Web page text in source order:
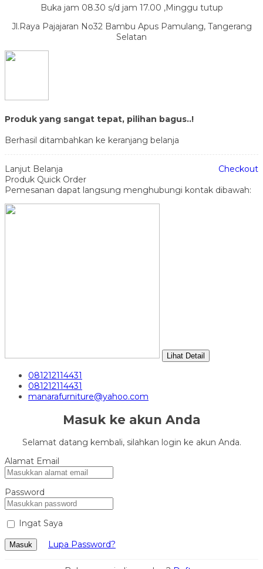
Buka jam 08.30 s/d jam 17.00 ,Minggu tutup
Jl.Raya Pajajaran No32 Bambu Apus Pamulang, Tangerang
Selatan
Produk yang sangat tepat, pilihan bagus..!
Berhasil ditambahkan ke keranjang belanja
Lanjut Belanja
Checkout
Produk Quick Order
Pemesanan dapat langsung menghubungi kontak dibawah:
Lihat Detail
081212114431
081212114431
manarafurniture@yahoo.com
Masuk ke akun Anda
Selamat datang kembali, silahkan login ke akun Anda.
Alamat Email
Password
Ingat Saya
Masuk Lupa Password?